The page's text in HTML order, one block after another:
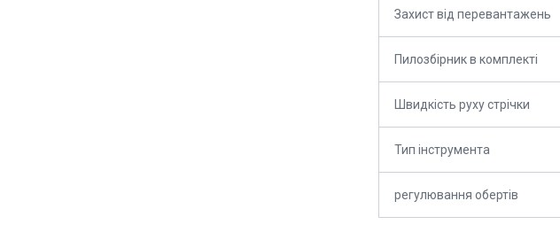
Захист від перевантажень
Пилозбірник в комплекті
Швидкість руху стрічки
Тип інструмента
регулювання обертів